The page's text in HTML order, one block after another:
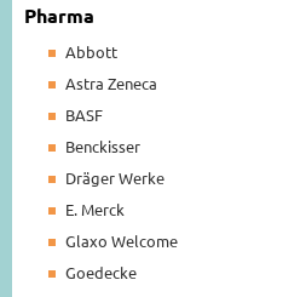
Pharma
Abbott
Astra Zeneca
BASF
Benckisser
Dräger Werke
E. Merck
Glaxo Welcome
Goedecke